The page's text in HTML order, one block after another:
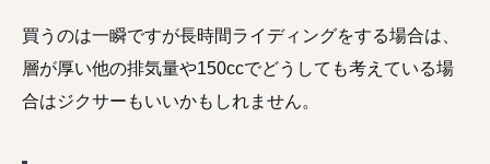
買うのは一瞬ですが長時間ライディングをする場合は、
層が厚い他の排気量や150ccでどうしても考えている場
合はジクサーもいいかもしれません。